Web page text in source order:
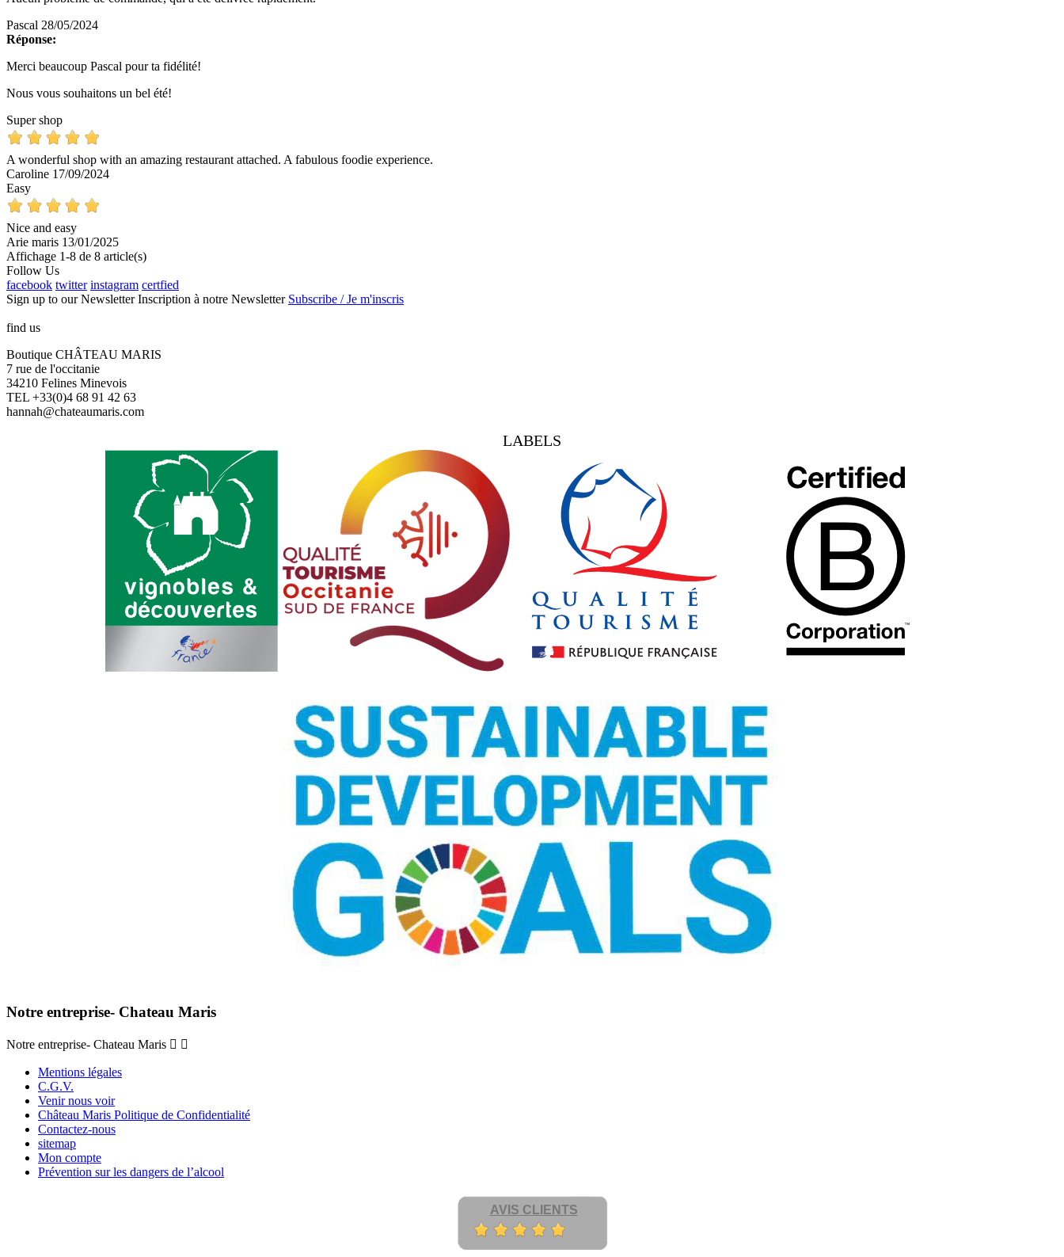
Pascal 28/05/2024
Réponse:
Merci beaucoup Pascal pour ta fidélité!
Nous vous souhaitons un bel été!
Super shop
A wonderful shop with an amazing restaurant attached. A fabulous foodie experience.
Caroline 17/09/2024
Easy
Nice and easy
Arie maris 13/01/2025
Affichage 1-8 de 8 article(s)
Follow Us
facebook twitter instagram certfied
Sign up to our Newsletter Inscription à notre Newsletter Subscribe / Je m'inscris
find us
Boutique CHÂTEAU MARIS
7 rue de l'occitanie
34210 Felines Minevois
TEL +33(0)4 68 91 42 63
hannah@chateaumaris.com
LABELS
Notre entreprise- Chateau Maris
Notre entreprise- Chateau Maris  
Mentions légales
C.G.V.
Venir nous voir
Château Maris Politique de Confidentialité
Contactez-nous
sitemap
Mon compte
Prévention sur les dangers de l’alcool
AVIS CLIENTS